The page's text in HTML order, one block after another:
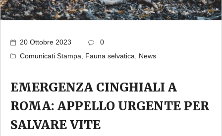
20 Ottobre 2023
0
Comunicati Stampa, Fauna selvatica, News
EMERGENZA CINGHIALI A
ROMA: APPELLO URGENTE PER
SALVARE VITE